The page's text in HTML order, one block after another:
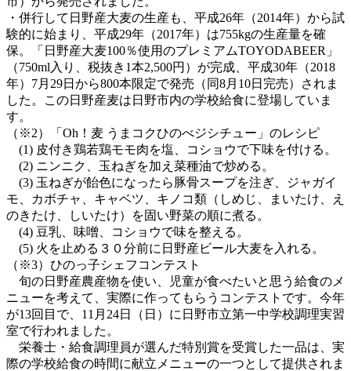
・併行して日野産大麦の生産も、平成26年（2014年）から試
験的に始まり、平成29年（2017年）は755kgの生産量を確
保。「日野産大麦100％使用のプレミアムTOYODABEER」
（750ml入り、税抜き1本2,500円）が完成、平成30年（2018
年）7月29日から800本限定で発売（同8月10日完売）されま
した。この日野産麦は日野市内の学校給食に登場していま
す。
（※2）「Oh！麦 うまコクひのべジシチュー」のレシピ
(1) 皮付き鶏若鶏モモ肉を塩、コショウで下味を付ける。
(2) ニンニク、玉ねぎを加え菜種油で炒める。
(3) 玉ねぎが飴色になったら豚骨スープを注ぎ、ジャガイ
モ、カボチャ、キャベツ、キノコ類（しめじ、まいたけ、え
のきたけ、しいたけ）を固い野菜の順に煮る。
(4) 豆乳、味噌、コショウで味を整える。
(5) 火を止める３０分前に日野産ビール大麦を入れる。
（※3）ひのっ子シェフコンテスト
旬の日野産農産物を使い、児童が食べたいと思う給食のメ
ニューを考えて、実際に作ってもらうコンテストです。今年
が13回目で、11月24日（日）に日野市立第一中学校調理実習
室で行われました。
栄養士・給食調理員が選んだ特別賞を受賞した一品は、実
際の学校給食の時間に献立メニューの一つとして提供されま